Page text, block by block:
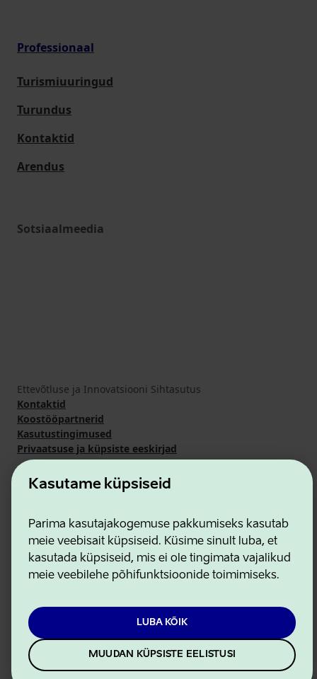
Kasutame küpsiseid
Parima kasutajakogemuse pakkumiseks kasutab
meie veebisait küpsiseid. Küsime sinult luba, et
kasutada küpsiseid, mis ei ole tingimata vajalikud
meie veebilehe põhifunktsioonide toimimiseks.
LUBA KÕIK
MUUDAN KÜPSISTE EELISTUSI
Professionaal
Turismiuuringud
Turundus
Kontaktid
Arendus
Sotsiaalmeedia
Ettevõtluse ja Innovatsiooni Sihtasutus
Kontaktid
Koostööpartnerid
Kasutustingimused
Privaatsuse ja küpsiste eeskirjad